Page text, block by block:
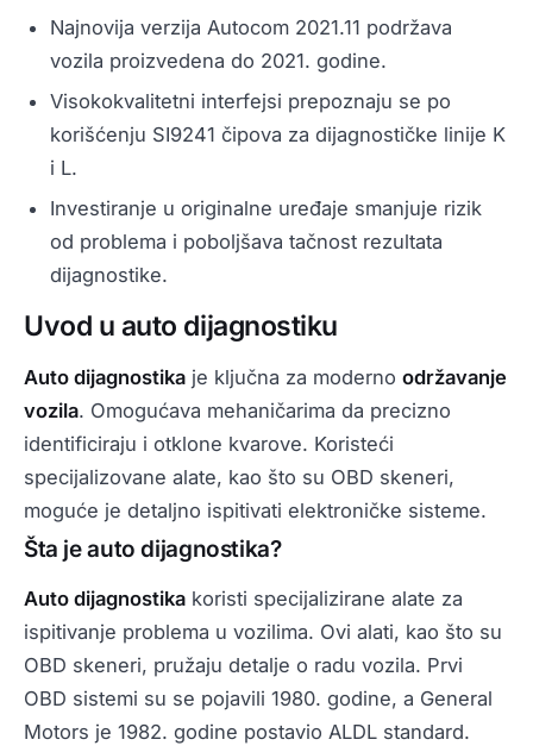
Najnovija verzija Autocom 2021.11 podržava
vozila proizvedena do 2021. godine.
Visokokvalitetni interfejsi prepoznaju se po
korišćenju SI9241 čipova za dijagnostičke linije K
i L.
Investiranje u originalne uređaje smanjuje rizik
od problema i poboljšava tačnost rezultata
dijagnostike.
Uvod u auto dijagnostiku
Auto dijagnostika je ključna za moderno održavanje
vozila. Omogućava mehaničarima da precizno
identificiraju i otklone kvarove. Koristeći
specijalizovane alate, kao što su OBD skeneri,
moguće je detaljno ispitivati elektroničke sisteme.
Šta je auto dijagnostika?
Auto dijagnostika koristi specijalizirane alate za
ispitivanje problema u vozilima. Ovi alati, kao što su
OBD skeneri, pružaju detalje o radu vozila. Prvi
OBD sistemi su se pojavili 1980. godine, a General
Motors je 1982. godine postavio ALDL standard.